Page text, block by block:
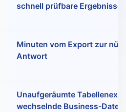
schnell prüfbare Ergebnisse
Minuten vom Export zur
Antwort
Unaufgeräumte
wechselnde Business-